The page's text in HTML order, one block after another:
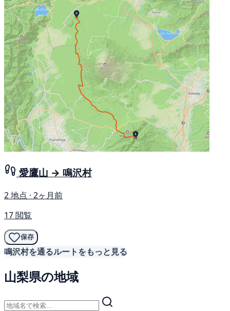
愛鷹山 → 鳴沢村
2 地点 · 2ヶ月前
17 閲覧
保存
鳴沢村を通るルートをもっと見る
山梨県の地域